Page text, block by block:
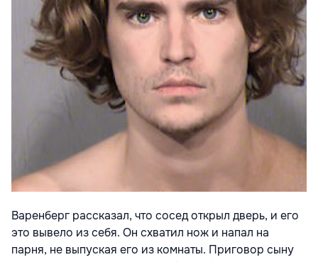
Варенберг рассказал, что сосед открыл дверь, и его
это вывело из себя. Он схватил нож и напал на
парня, не выпуская его из комнаты. Приговор сыну